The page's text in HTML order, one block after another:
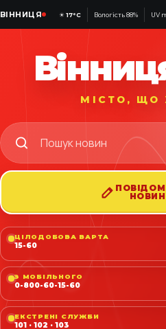
ВІННИЦЯ ☀17°C Вологість 88% UV
МІСТО, ЩО
ЦІЛОДОБОВА ВАРТА
15-60
З МОБІЛЬНОГО
0-800-60-15-60
ЕКСТРЕНІ СЛУЖБИ
101 · 102 · 103